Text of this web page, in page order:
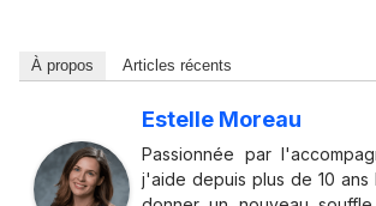
À propos Articles récents
Estelle Moreau
Passionnée par
j'aide depuis plus de 10 ans